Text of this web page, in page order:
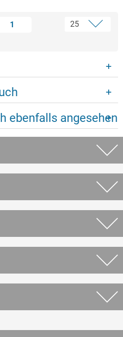
1
ebenfalls angesehen